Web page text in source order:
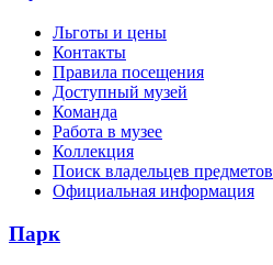
Льготы и цены
Контакты
Правила посещения
Доступный музей
Команда
Работа в музее
Коллекция
Поиск владельцев предметов
Официальная информация
Парк